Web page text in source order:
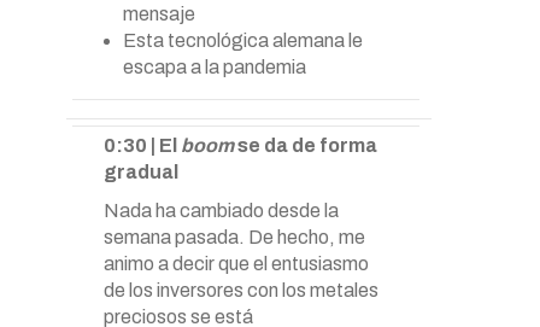
mensaje
Esta tecnológica alemana le
escapa a la pandemia
0:30 | El boomse da de forma
gradual
Nada ha cambiado desde la
semana pasada. De hecho, me
animo a decir que el entusiasmo
de los inversores con los metales
preciosos se está